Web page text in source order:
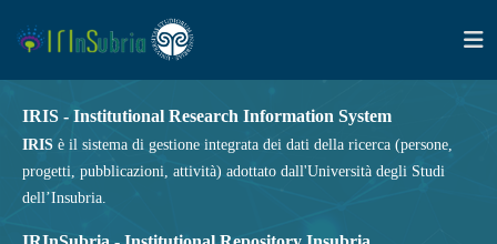
IRIS - Institutional Research Information System
IRIS è il sistema di gestione integrata dei dati della ricerca (persone,
progetti, pubblicazioni, attività) adottato dall'Università degli Studi
dell’Insubria.